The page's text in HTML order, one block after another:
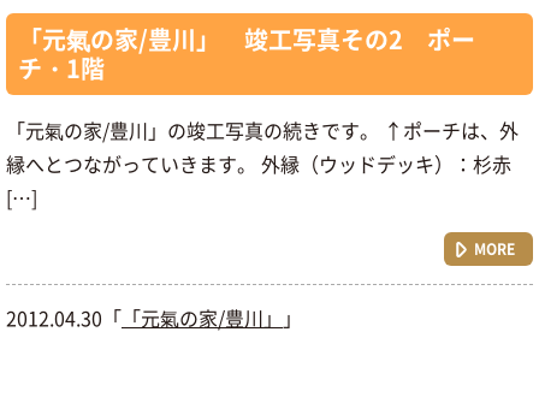
「元氣の家/豊川」 竣工写真その2 ポー
チ・1階
「元氣の家/豊川」の竣工写真の続きです。 ↑ポーチは、外
縁へとつながっていきます。 外縁（ウッドデッキ）：杉赤
[…]
MORE
2012.04.30「 「元氣の家/豊川」 」